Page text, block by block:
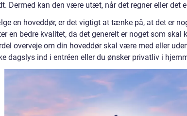
Dermed kan den være utæt, når det regner eller det
en hoveddør, er det vigtigt at tænke på, at det er
en bedre kvalitet, da det generelt er noget som skal
overveje om din hoveddør skal være med eller
dagslys ind i entréen eller du ønsker privatliv i